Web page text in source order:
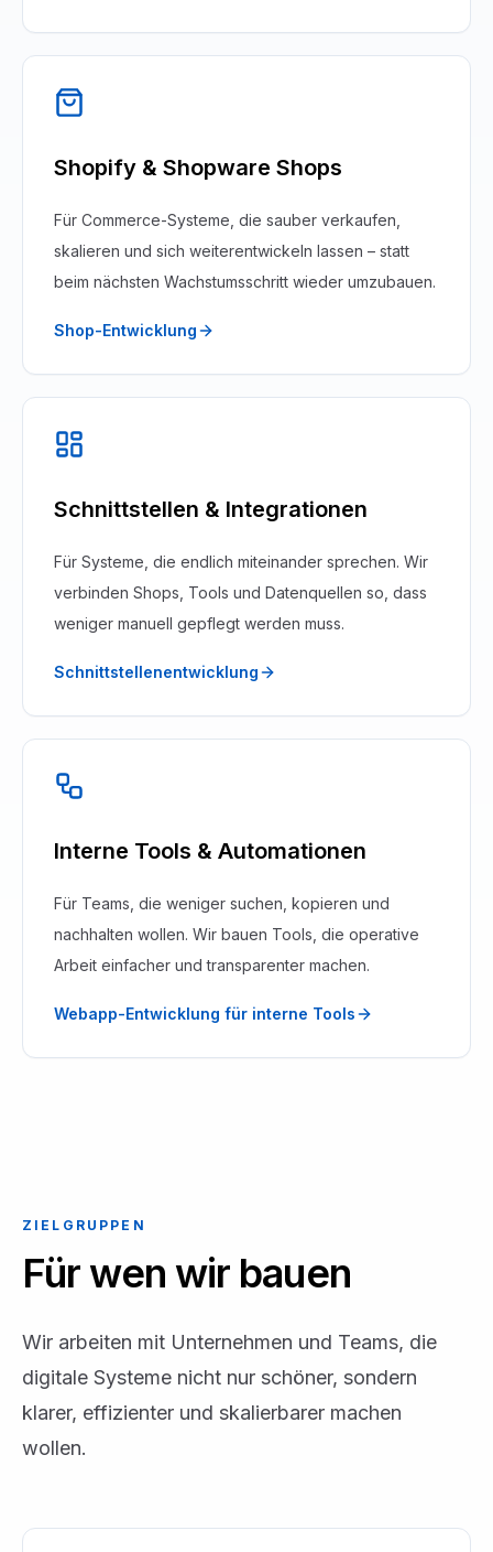
Shopify & Shopware Shops
Für Commerce-Systeme, die sauber verkaufen,
skalieren und sich weiterentwickeln lassen – statt
beim nächsten Wachstumsschritt wieder umzubauen.
Shop-Entwicklung
Schnittstellen & Integrationen
Für Systeme, die endlich miteinander sprechen. Wir
verbinden Shops, Tools und Datenquellen so, dass
weniger manuell gepflegt werden muss.
Schnittstellenentwicklung
Interne Tools & Automationen
Für Teams, die weniger suchen, kopieren und
nachhalten wollen. Wir bauen Tools, die operative
Arbeit einfacher und transparenter machen.
Webapp-Entwicklung für interne Tools
ZIELGRUPPEN
Für wen wir bauen
Wir arbeiten mit Unternehmen und Teams, die
digitale Systeme nicht nur schöner, sondern
klarer, effizienter und skalierbarer machen
wollen.